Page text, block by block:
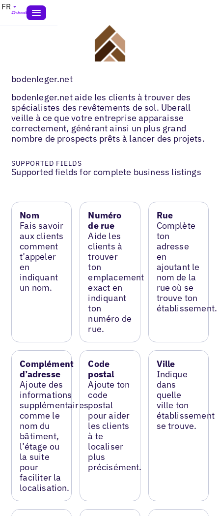
FR
bodenleger.net
bodenleger.net aide les clients à trouver des
spécialistes des revêtements de sol. Uberall
veille à ce que votre entreprise apparaisse
correctement, générant ainsi un plus grand
nombre de prospects prêts à lancer des projets.
SUPPORTED FIELDS
Supported fields for complete business listings
Nom
Fais savoir
aux clients
comment
t’appeler
en
indiquant
un nom.
Numéro
de rue
Aide les
clients à
trouver
ton
emplacement
exact en
indiquant
ton
numéro de
rue.
Rue
Complète
ton
adresse
en
ajoutant le
nom de la
rue où se
trouve ton
établissement.
Complément
d’adresse
Ajoute des
informations
supplémentaires
comme le
nom du
bâtiment,
l’étage ou
la suite
pour
faciliter la
localisation.
Code
postal
Ajoute ton
code
postal
pour aider
les clients
à te
localiser
plus
précisément.
Ville
Indique
dans
quelle
ville ton
établissement
se trouve.